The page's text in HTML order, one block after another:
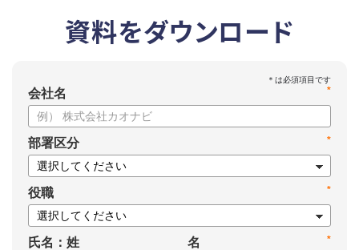
資料をダウンロード
*
会社名
*
部署区分
*
役職
氏名：姓 *
名